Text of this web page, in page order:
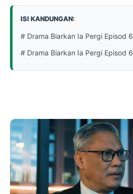
ISI KANDUNGAN:
# Drama Biarkan Ia Pergi Episod 6
# Drama Biarkan Ia Pergi Episod 6